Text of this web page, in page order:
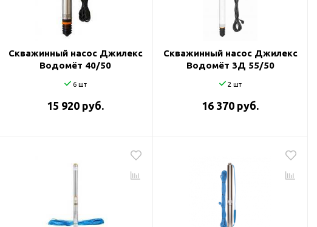
Скважинный насос Джилекс
Водомёт 40/50
6 шт
15 920 руб.
Скважинный насос Джилекс
Водомёт 3Д 55/50
2 шт
16 370 руб.